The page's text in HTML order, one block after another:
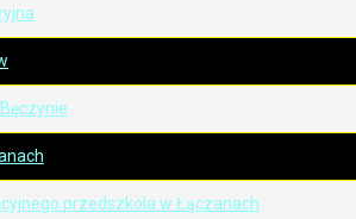
przedszkola w Łączanach